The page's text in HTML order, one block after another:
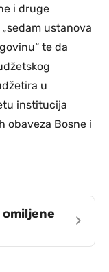
i druge
ustanova
te da
u
institucija
obaveza Bosne i
omiljene
›